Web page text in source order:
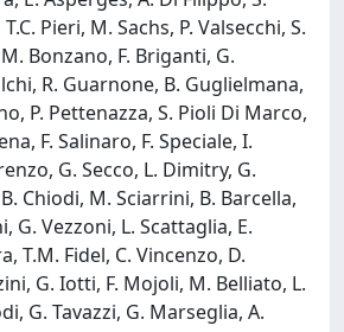
Pieri, M. Sachs, P. Valsecchi, S.
Bonzano, F. Briganti, G.
R. Guarnone, B. Guglielmana,
P. Pettenazza, S. Pioli Di Marco,
F. Salinaro, F. Speciale, I.
G. Secco, L. Dimitry, G.
Chiodi, M. Sciarrini, B. Barcella,
G. Vezzoni, L. Scattaglia, E.
T.M. Fidel, C. Vincenzo, D.
G. Iotti, F. Mojoli, M. Belliato, L.
G. Tavazzi, G. Marseglia, A.